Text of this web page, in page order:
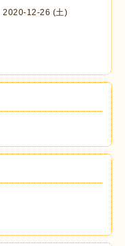
2020-12-26 (土)